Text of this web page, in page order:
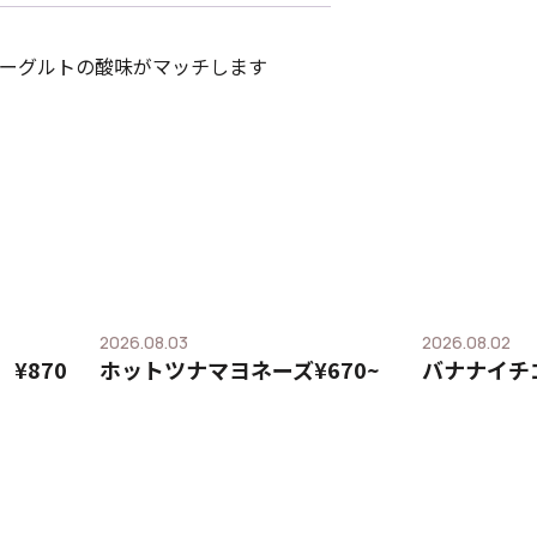
グルトの酸味がマッチします
¥870
2026.08.03
ホットツナマヨネーズ¥670~
2026.08.02
バナナイ